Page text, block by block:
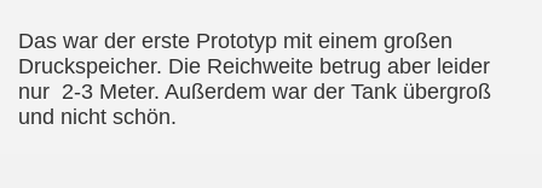
Das war der erste Prototyp mit einem großen
Druckspeicher. Die Reichweite betrug aber leider
nur 2-3 Meter. Außerdem war der Tank übergroß
und nicht schön.